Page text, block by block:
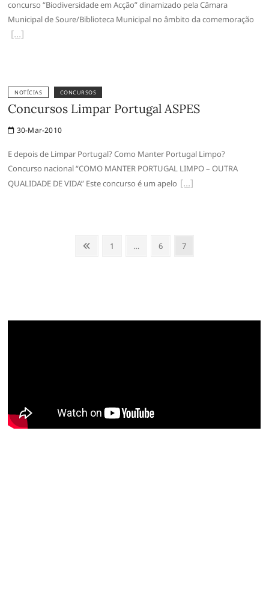
concurso “Biodiversidade em Acção” dinamizado pela Câmara
Municipal de Soure/Biblioteca Municipal no âmbito da comemoração
NOTÍCIAS CONCURSOS
Concursos Limpar Portugal ASPES
30-Mar-2010
E depois de Limpar Portugal? Como Manter Portugal Limpo?
Concurso nacional “COMO MANTER PORTUGAL LIMPO – OUTRA
QUALIDADE DE VIDA” Este concurso é um apelo
AnteriorPage
1 … Page
6 Page
7